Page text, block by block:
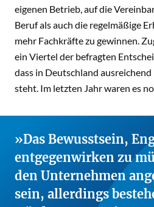
eigenen Betrieb, auf die
Beruf als auch die regelmäßige
mehr Fachkräfte zu gewinnen.
ein Viertel der befragten
dass in Deutschland
steht. Im letzten Jahr waren es
Das Bewusstsein,
entgegenwirken zu
den Unternehmen
sein, allerdings